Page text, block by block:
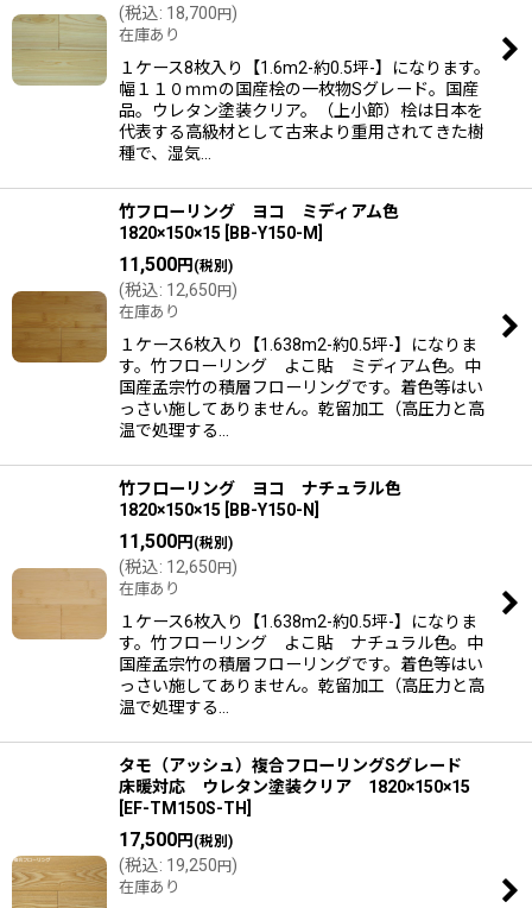
(税込: 18,700円)
在庫あり
１ケース8枚入り【1.6m2-約0.5坪-】になります。
幅１１０ｍｍの国産桧の一枚物Sグレード。国産
品。ウレタン塗装クリア。（上小節）桧は日本を
代表する高級材として古来より重用されてきた樹
種で、湿気…
竹フローリング ヨコ ミディアム色
1820×150×15
BB-Y150-M
11,500円 (税別)
(税込: 12,650円)
在庫あり
１ケース6枚入り【1.638m2-約0.5坪-】になりま
す。竹フローリング よこ貼 ミディアム色。中
国産孟宗竹の積層フローリングです。着色等はい
っさい施してありません。乾留加工（高圧力と高
温で処理する…
竹フローリング ヨコ ナチュラル色
1820×150×15
BB-Y150-N
11,500円 (税別)
(税込: 12,650円)
在庫あり
１ケース6枚入り【1.638m2-約0.5坪-】になりま
す。竹フローリング よこ貼 ナチュラル色。中
国産孟宗竹の積層フローリングです。着色等はい
っさい施してありません。乾留加工（高圧力と高
温で処理する…
タモ（アッシュ）複合フローリングSグレード
床暖対応 ウレタン塗装クリア 1820×150×15
EF-TM150S-TH
17,500円 (税別)
(税込: 19,250円)
在庫あり